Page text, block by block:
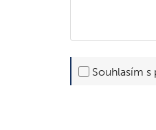
Souhlasím